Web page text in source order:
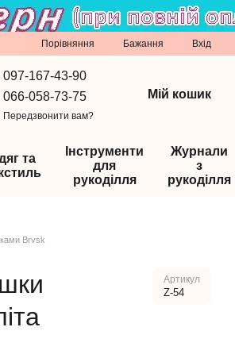
Порівняння Бажання Вхід
097-167-43-90
066-058-73-75
Передзвонити вам?
Мій кошик
та
Інструменти
для
рукоділля
Журнали
з
рукоділля
Brvsk
Артикул
Z-54